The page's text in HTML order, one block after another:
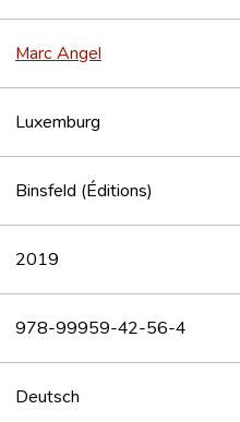
Marc Angel
Luxemburg
Binsfeld (Éditions)
2019
978-99959-42-56-4
Deutsch